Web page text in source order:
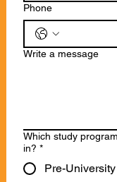
Phone
Write a message
Which study
in? *
Pre-University